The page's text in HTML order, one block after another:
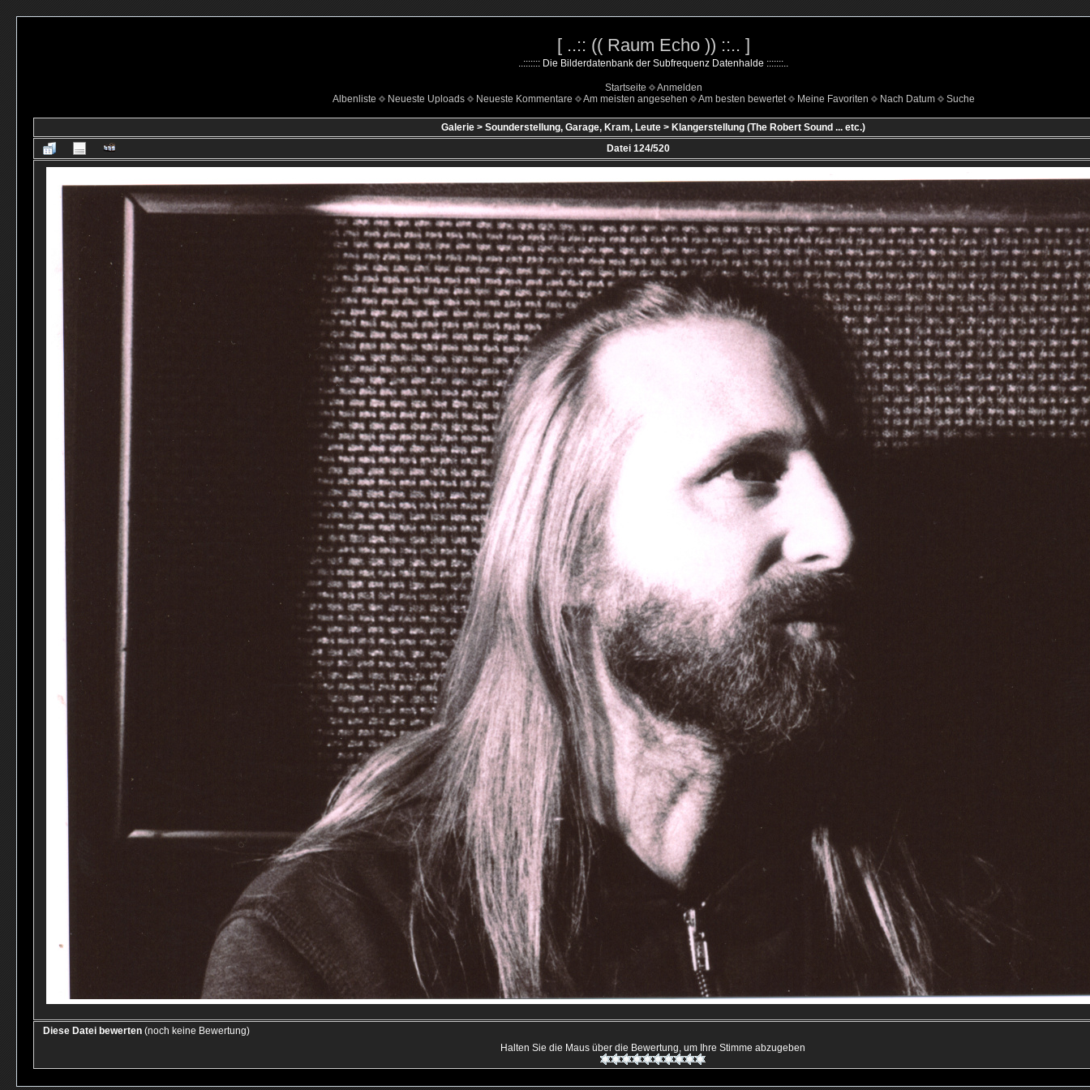
[ ..:: (( Raum Echo )) ::.. ]
..::::::: Die Bilderdatenbank der Subfrequenz Datenhalde :::::::..
Startseite
Anmelden
Albenliste
Neueste Uploads Neueste Kommentare Am meisten angesehen Am besten bewertet Meine Favoriten Nach Datum Suche
Galerie > Sounderstellung, Garage, Kram, Leute > Klangerstellung (The Robert Sound ... etc.)
Datei 124/520
Diese Datei bewerten (noch keine Bewertung)
Halten Sie die Maus über die Bewertung, um Ihre Stimme abzugeben